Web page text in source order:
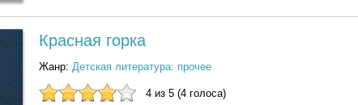
Красная горка
Жанр: Детская литература: прочее
4 из 5 (4 голоса)